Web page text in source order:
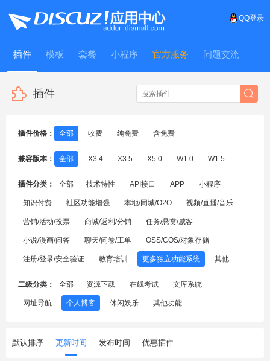
QQ登录
插件 模板 套餐 小程序 官方服务 问题交流
WitFrame
插件
插件价格： 全部 收费 纯免费 含免费
兼容版本： 全部 X3.4 X3.5 X5.0 W1.0 W1.5
插件分类： 全部 技术特性 API接口 APP 小程序
知识付费 社区功能增强 本地/同城/O2O 视频/直播/音乐
营销/活动/投票 商城/返利/分销 任务/悬赏/威客
小说/漫画/问答 聊天/问卷/工单 OSS/COS/对象存储
注册/登录/安全验证 教育培训 更多独立功能系统 其他
二级分类： 全部 资源下载 在线考试 文库系统
网址导航 个人博客 休闲娱乐 其他功能
默认排序 更新时间 发布时间 优惠插件